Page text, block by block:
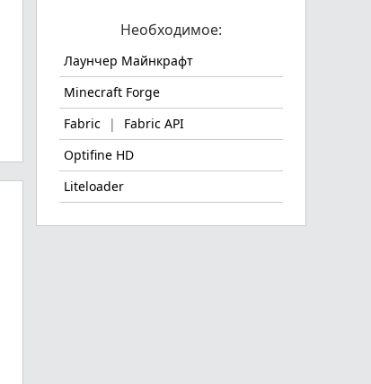
Необходимое:
Лаунчер Майнкрафт
Minecraft Forge
Fabric
|
Fabric API
Optifine HD
Liteloader